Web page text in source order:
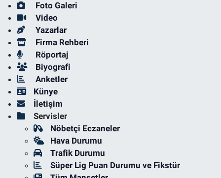
Foto Galeri
Video
Yazarlar
Firma Rehberi
Röportaj
Biyografi
Anketler
Künye
İletişim
Servisler
Nöbetçi Eczaneler
Hava Durumu
Trafik Durumu
Süper Lig Puan Durumu ve Fikstür